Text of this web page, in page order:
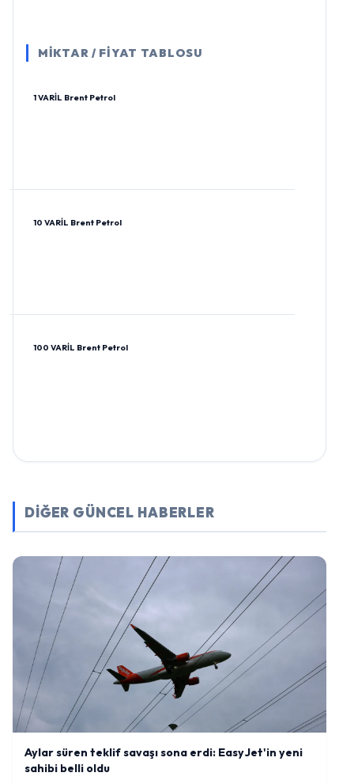
MİKTAR / FİYAT TABLOSU
1 VARİL Brent Petrol
10 VARİL Brent Petrol
100 VARİL Brent Petrol
DİĞER GÜNCEL HABERLER
Aylar süren teklif savaşı sona erdi: EasyJet'in yeni
sahibi belli oldu